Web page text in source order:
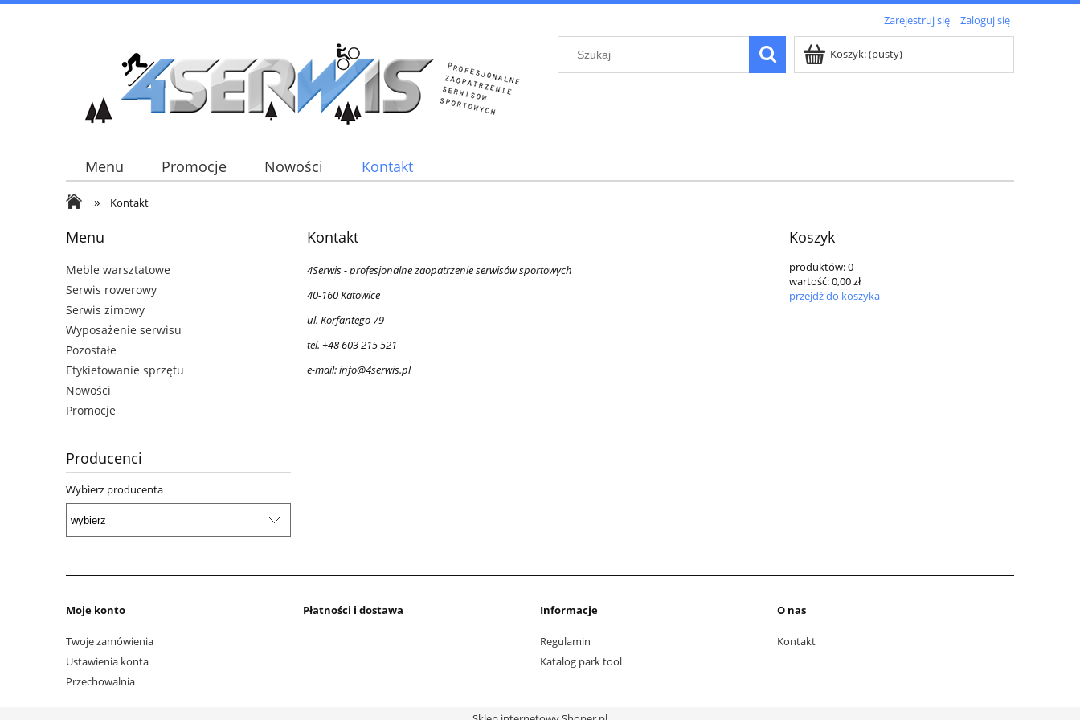
Zarejestruj się Zaloguj się
Koszyk:(pusty)
Menu Promocje Nowości Kontakt
» Kontakt
Menu
Meble warsztatowe
Serwis rowerowy
Serwis zimowy
Wyposażenie serwisu
Pozostałe
Etykietowanie sprzętu
Nowości
Promocje
Producenci
Wybierz producenta
Kontakt
4Serwis - profesjonalne zaopatrzenie serwisów sportowych
40-160 Katowice
ul. Korfantego 79
tel. +48 603 215 521
e-mail: info@4serwis.pl
Koszyk
produktów:0
wartość:0,00 zł
przejdź do koszyka
Moje konto
Twoje zamówienia
Ustawienia konta
Przechowalnia
Płatności i dostawa Informacje
Regulamin
Katalog park tool
O nas
Kontakt